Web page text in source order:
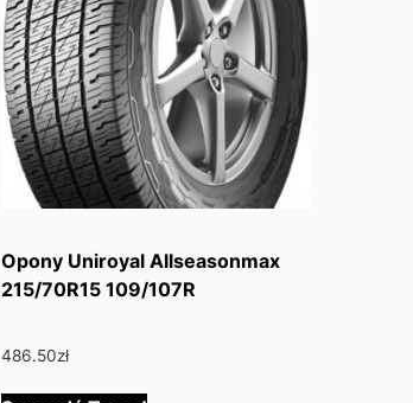
Opony Uniroyal Allseasonmax
215/70R15 109/107R
486.50zł